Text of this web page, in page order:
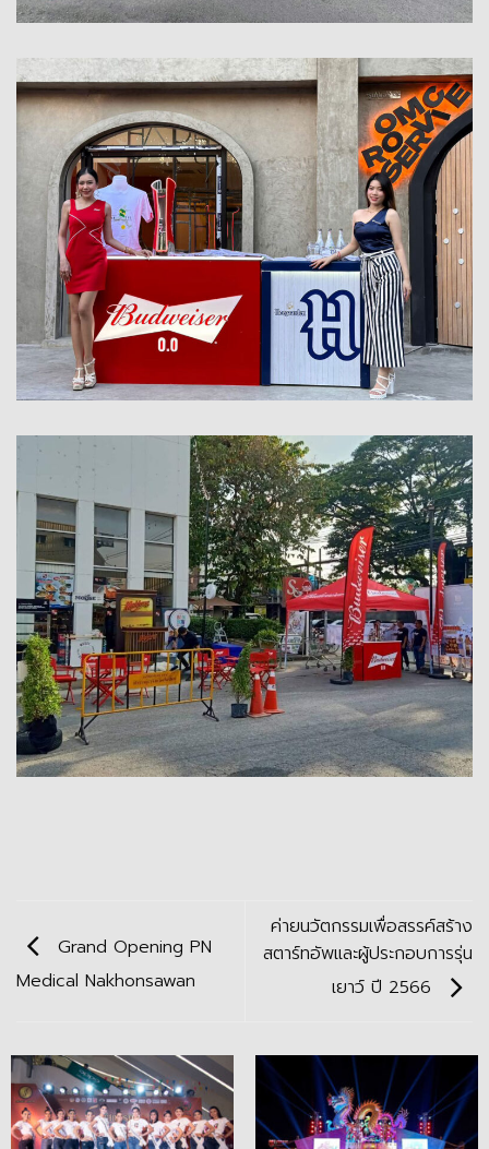
Grand Opening PN
Medical Nakhonsawan
ค่ายนวัตกรรมเพื่อสรรค์สร้าง
สตาร์ทอัพและผู้ประกอบการรุ่น
เยาว์ ปี 2566